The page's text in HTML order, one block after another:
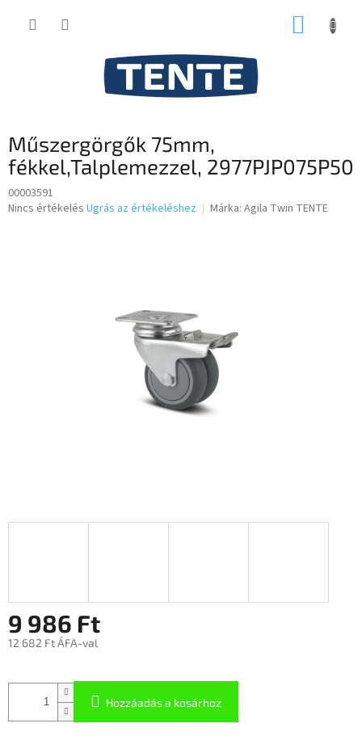
KOSÁR
Műszergörgők 75mm,
fékkel,Talplemezzel, 2977PJP075P50
00003591
A
Nincs értékelés Ugrás az értékeléshez Márka: Agila Twin TENTE
9 986 Ft
12 682 Ft ÁFA-val
Hozzáadás a kosárhoz